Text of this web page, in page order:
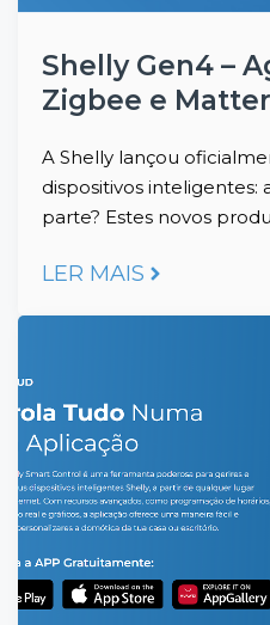
Shelly Gen4 –
Zigbee e Matter
A Shelly lançou
dispositivos inteligentes:
parte? Estes novos
LER MAIS